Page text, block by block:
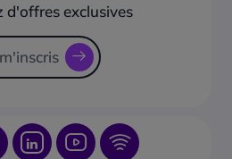
d'offres exclusives